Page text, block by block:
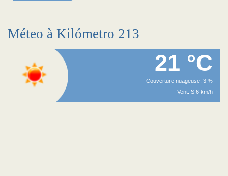
Méteo à Kilómetro 213
21 °C
Couverture nuageuse: 3 %
Vent: S 6 km/h